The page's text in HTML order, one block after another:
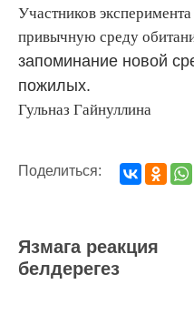
Участников
привычную среду
запоминание новой
пожилых.
Гульназ Гайнуллина
Поделиться:
Язмага реакция
белдерегез